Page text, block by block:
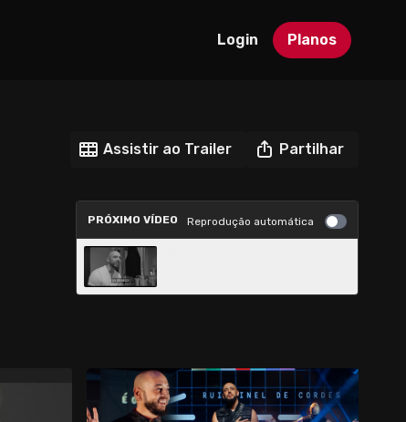
Login Planos
Assistir ao Trailer Partilhar
PRÓXIMO VÍDEO Reprodução automática